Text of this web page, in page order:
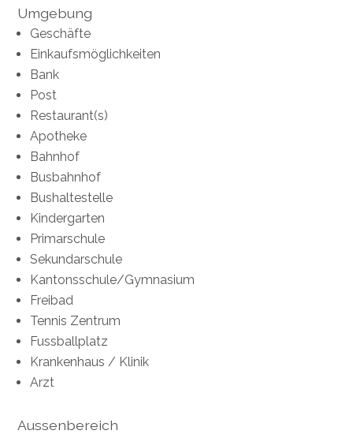
Umgebung
Geschäfte
Einkaufsmöglichkeiten
Bank
Post
Restaurant(s)
Apotheke
Bahnhof
Busbahnhof
Bushaltestelle
Kindergarten
Primarschule
Sekundarschule
Kantonsschule/Gymnasium
Freibad
Tennis Zentrum
Fussballplatz
Krankenhaus / Klinik
Arzt
Aussenbereich